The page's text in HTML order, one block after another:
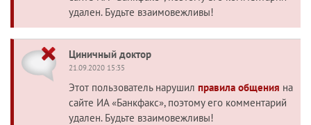
удален. Будьте взаимовежливы!
Циничный доктор
21.09.2020 15:35
Этот пользователь нарушил правила общения на
сайте ИА «Банкфакс», поэтому его комментарий
удален. Будьте взаимовежливы!